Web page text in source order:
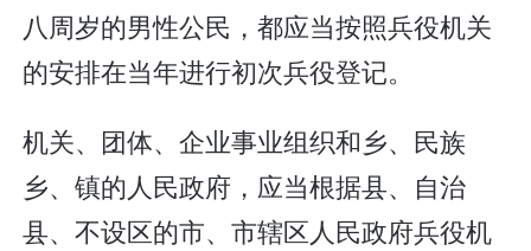
八周岁的男性公民，都应当按照兵役机关
的安排在当年进行初次兵役登记。
机关、团体、企业事业组织和乡、民族
乡、镇的人民政府，应当根据县、自治
县、不设区的市、市辖区人民政府兵役机